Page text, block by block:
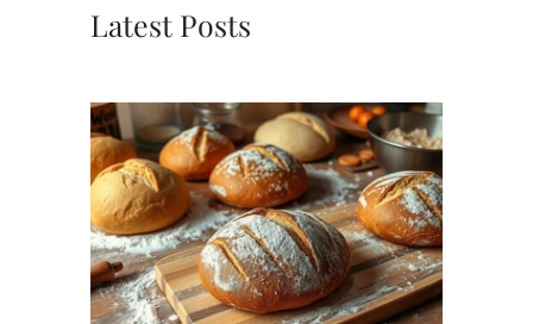
Latest Posts